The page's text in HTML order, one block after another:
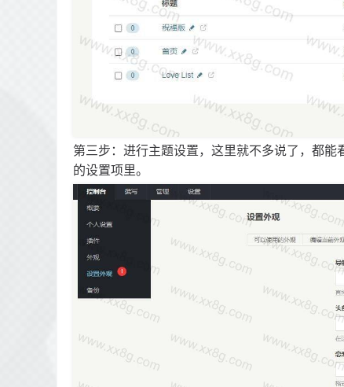
第三步：进行主题设置，这里就不多说了，都
的设置项里。